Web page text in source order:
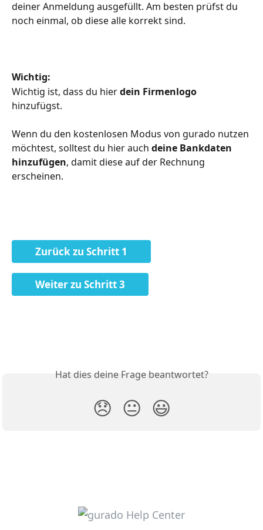
deiner Anmeldung ausgefüllt. Am besten prüfst du
noch einmal, ob diese alle korrekt sind.
Wichtig:
Wichtig ist, dass du hier dein Firmenlogo
hinzufügst.
Wenn du den kostenlosen Modus von gurado nutzen
möchtest, solltest du hier auch deine Bankdaten
hinzufügen, damit diese auf der Rechnung
erscheinen.
Zurück zu Schritt 1
Weiter zu Schritt 3
Hat dies deine Frage beantwortet?
😞 😐 😃